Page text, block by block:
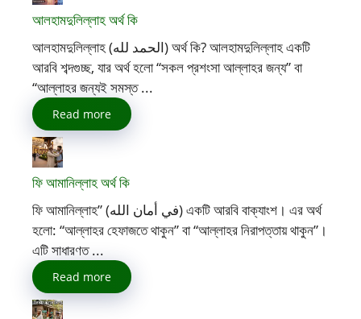
আলহামদুলিল্লাহ অর্থ কি
আলহামদুলিল্লাহ (الحمد لله) অর্থ কি? আলহামদুলিল্লাহ একটি
আরবি শব্দগুচ্ছ, যার অর্থ হলো “সকল প্রশংসা আল্লাহর জন্য” বা
“আল্লাহর জন্যই সমস্ত ...
Read more
ফি আমানিল্লাহ অর্থ কি
ফি আমানিল্লাহ” (في أمان الله) একটি আরবি বাক্যাংশ। এর অর্থ
হলো: “আল্লাহর হেফাজতে থাকুন” বা “আল্লাহর নিরাপত্তায় থাকুন”।
এটি সাধারণত ...
Read more